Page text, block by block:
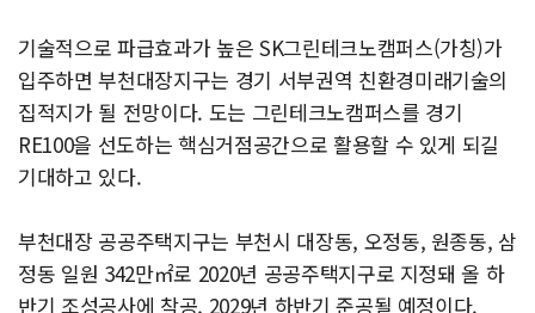
기술적으로 파급효과가 높은 SK그린테크노캠퍼스(가칭)가
입주하면 부천대장지구는 경기 서부권역 친환경미래기술의
집적지가 될 전망이다. 도는 그린테크노캠퍼스를 경기
RE100을 선도하는 핵심거점공간으로 활용할 수 있게 되길
기대하고 있다.
부천대장 공공주택지구는 부천시 대장동, 오정동, 원종동, 삼
정동 일원 342만㎡로 2020년 공공주택지구로 지정돼 올 하
반기 조성공사에 착공, 2029년 하반기 준공될 예정이다.